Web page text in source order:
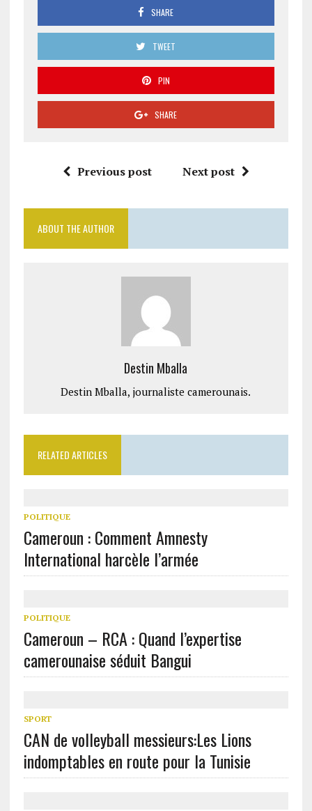
SHARE
TWEET
PIN
SHARE
Previous post Next post
ABOUT THE AUTHOR
Destin Mballa
Destin Mballa, journaliste camerounais.
RELATED ARTICLES
POLITIQUE
Cameroun : Comment Amnesty
International harcèle l’armée
POLITIQUE
Cameroun – RCA : Quand l’expertise
camerounaise séduit Bangui
SPORT
CAN de volleyball messieurs:Les Lions
indomptables en route pour la Tunisie